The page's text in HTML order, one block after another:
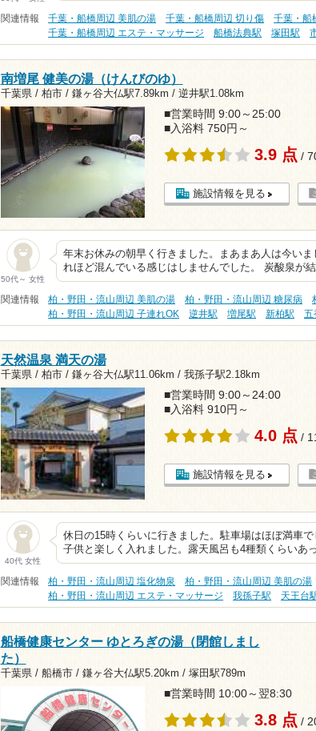
関連情報 千葉・船橋周辺 美肌の湯 千葉・船橋周辺 切り傷
千葉・船
千葉・船橋周辺 エステ・マッサージ
船橋法典駅 塚田駅
南増尾 健美の湯（けんびのゆ）
千葉県 / 柏市 / 鎌ヶ谷大仏駅7.89km / 逆井駅1.08km
■営業時間 9:00～25:00
■入浴料 750円～
3.9 点 /
施設情報を見る
50代～ 女性
年末お休みの朝早く行きました。まあまあ人は今い
れほど混んでいる感じはしませんでした。 炭酸泉が
関連情報 柏・野田・流山周辺 美肌の湯 柏・野田・流山周辺 糖尿病
柏・野田・流山周辺 子連れOK
逆井駅 増尾駅 新柏駅 五
天然温泉 満天の湯
千葉県 / 柏市 / 鎌ヶ谷大仏駅11.06km / 我孫子駅2.18km
■営業時間 9:00～24:00
■入浴料 910円～
4.0 点 /
施設情報を見る
40代 女性
休日の15時くらいに行きました。駐車場はほぼ満車
子供と楽しく入れました。露天風呂も4種類くらいあ
関連情報 柏・野田・流山周辺 塩化物泉 柏・野田・流山周辺 美肌の湯
柏・野田・流山周辺 エステ・マッサージ
我孫子駅 天王台
船橋健康センター ゆとろぎの湯（閉館しまし
た）
千葉県 / 船橋市 / 鎌ヶ谷大仏駅5.20km / 塚田駅789m
■営業時間 10:00～翌8:30
3.8 点 /